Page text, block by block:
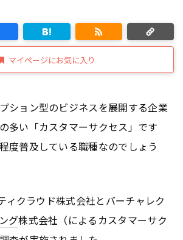
マイページにお気に入り
ション型のビジネスを展開する企業
多い「カスタマーサクセス」です
度普及している職種なのでしょう
ィクラウド株式会社とバーチャレク
グ株式会社（によるカスタマーサク